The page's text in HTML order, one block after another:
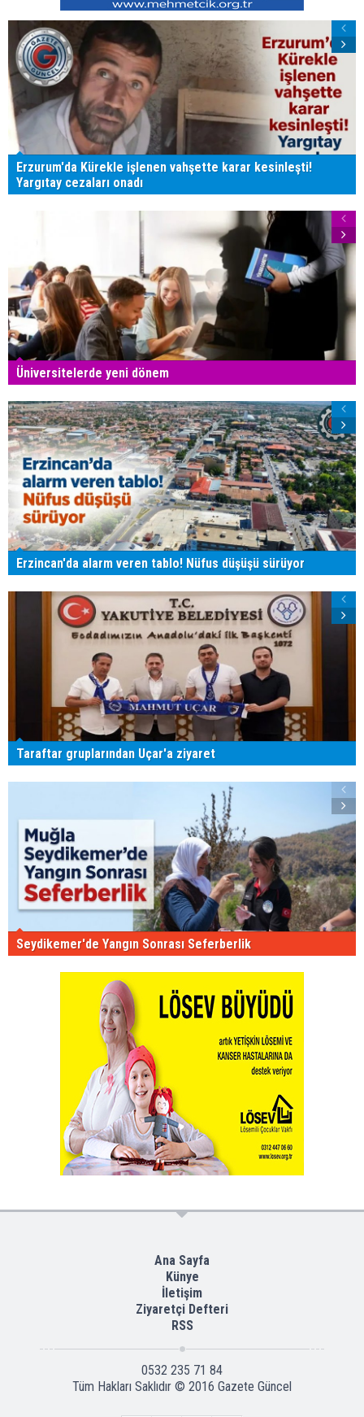
Erzurum'da Kürekle işlenen vahşette karar kesinleşti!
Yargıtay cezaları onadı
Üniversitelerde yeni dönem
Erzincan'da alarm veren tablo! Nüfus düşüşü sürüyor
Taraftar gruplarından Uçar'a ziyaret
Seydikemer'de Yangın Sonrası Seferberlik
Ana Sayfa
Künye
İletişim
Ziyaretçi Defteri
RSS
0532 235 71 84
Tüm Hakları Saklıdır © 2016 Gazete Güncel